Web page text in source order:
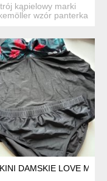
kąpielowy marki
wzór panterka
KOMPLET
DAMSKIE LOVE MY